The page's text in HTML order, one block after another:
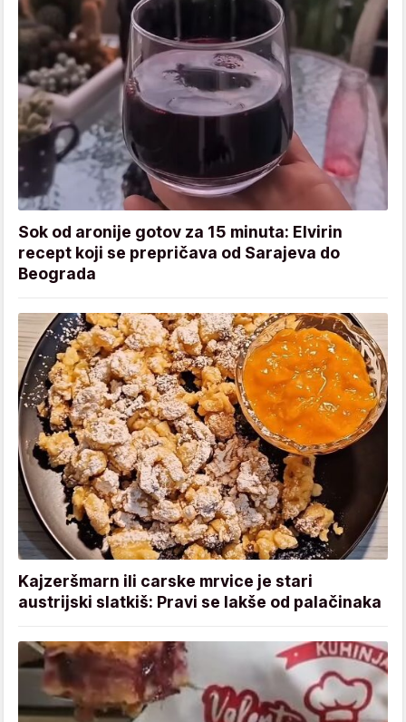
Sok od aronije gotov za 15 minuta: Elvirin
recept koji se prepričava od Sarajeva do
Beograda
Kajzeršmarn ili carske mrvice je stari
austrijski slatkiš: Pravi se lakše od palačinaka